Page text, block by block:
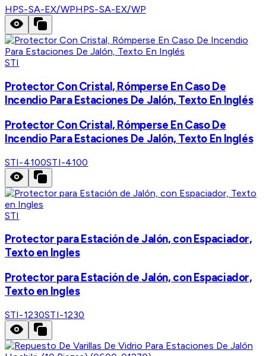
HPS-SA-EX/WPHPS-SA-EX/WP
STI
Protector Con Cristal, Rómperse En Caso De
Incendio Para Estaciones De Jalón, Texto En Inglés
Protector Con Cristal, Rómperse En Caso De
Incendio Para Estaciones De Jalón, Texto En Inglés
STI-4100STI-4100
STI
Protector para Estación de Jalón, con Espaciador,
Texto en Ingles
Protector para Estación de Jalón, con Espaciador,
Texto en Ingles
STI-1230STI-1230